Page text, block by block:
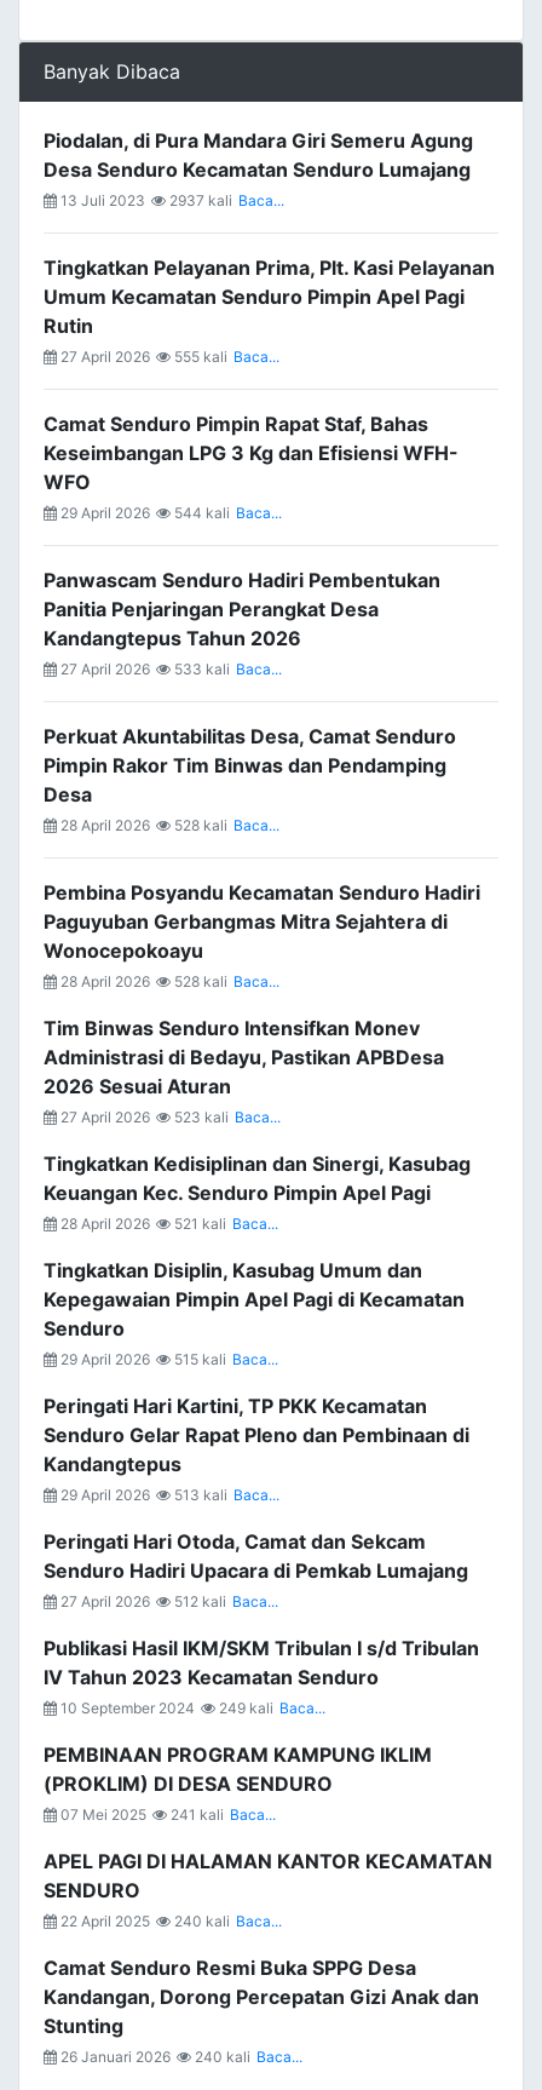
Banyak Dibaca
Piodalan, di Pura Mandara Giri Semeru Agung
Desa Senduro Kecamatan Senduro Lumajang
13 Juli 2023 2937 kali Baca...
Tingkatkan Pelayanan Prima, Plt. Kasi Pelayanan
Umum Kecamatan Senduro Pimpin Apel Pagi
Rutin
27 April 2026 555 kali Baca...
Camat Senduro Pimpin Rapat Staf, Bahas
Keseimbangan LPG 3 Kg dan Efisiensi WFH-
WFO
29 April 2026 544 kali Baca...
Panwascam Senduro Hadiri Pembentukan
Panitia Penjaringan Perangkat Desa
Kandangtepus Tahun 2026
27 April 2026 533 kali Baca...
Perkuat Akuntabilitas Desa, Camat Senduro
Pimpin Rakor Tim Binwas dan Pendamping
Desa
28 April 2026 528 kali Baca...
Pembina Posyandu Kecamatan Senduro Hadiri
Paguyuban Gerbangmas Mitra Sejahtera di
Wonocepokoayu
28 April 2026 528 kali Baca...
Tim Binwas Senduro Intensifkan Monev
Administrasi di Bedayu, Pastikan APBDesa
2026 Sesuai Aturan
27 April 2026 523 kali Baca...
Tingkatkan Kedisiplinan dan Sinergi, Kasubag
Keuangan Kec. Senduro Pimpin Apel Pagi
28 April 2026 521 kali Baca...
Tingkatkan Disiplin, Kasubag Umum dan
Kepegawaian Pimpin Apel Pagi di Kecamatan
Senduro
29 April 2026 515 kali Baca...
Peringati Hari Kartini, TP PKK Kecamatan
Senduro Gelar Rapat Pleno dan Pembinaan di
Kandangtepus
29 April 2026 513 kali Baca...
Peringati Hari Otoda, Camat dan Sekcam
Senduro Hadiri Upacara di Pemkab Lumajang
27 April 2026 512 kali Baca...
Publikasi Hasil IKM/SKM Tribulan I s/d Tribulan
IV Tahun 2023 Kecamatan Senduro
10 September 2024 249 kali Baca...
PEMBINAAN PROGRAM KAMPUNG IKLIM
(PROKLIM) DI DESA SENDURO
07 Mei 2025 241 kali Baca...
APEL PAGI DI HALAMAN KANTOR KECAMATAN
SENDURO
22 April 2025 240 kali Baca...
Camat Senduro Resmi Buka SPPG Desa
Kandangan, Dorong Percepatan Gizi Anak dan
Stunting
26 Januari 2026 240 kali Baca...